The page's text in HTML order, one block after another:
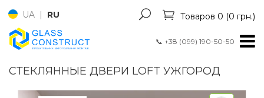
📞 +38 (099) 190-50-50
UA | RU Товаров 0 (0 грн.)
СТЕКЛЯННЫЕ ДВЕРИ LOFT УЖГОРОД